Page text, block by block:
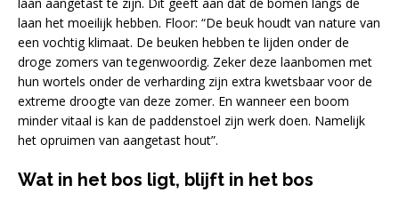
laan het moeilijk hebben. Floor: “De beuk houdt van nature van
een vochtig klimaat. De beuken hebben te lijden onder de
droge zomers van tegenwoordig. Zeker deze laanbomen met
hun wortels onder de verharding zijn extra kwetsbaar voor de
extreme droogte van deze zomer. En wanneer een boom
minder vitaal is kan de paddenstoel zijn werk doen. Namelijk
het opruimen van aangetast hout”.
Wat in het bos ligt, blijft in het bos